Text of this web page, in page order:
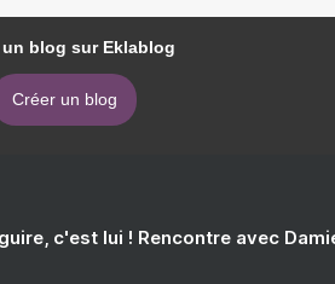
un blog sur Eklablog
Créer un blog
c'est lui ! Rencontre avec